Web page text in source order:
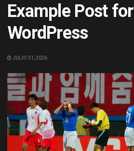
Example Post for
WordPress
JULIO 31, 2026